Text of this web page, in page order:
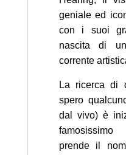
geniale ed
con i suoi
nascita di
corrente
La ricerca di
spero
dal vivo) è
prende il